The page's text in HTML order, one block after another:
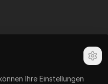
Ihre Einstellungen